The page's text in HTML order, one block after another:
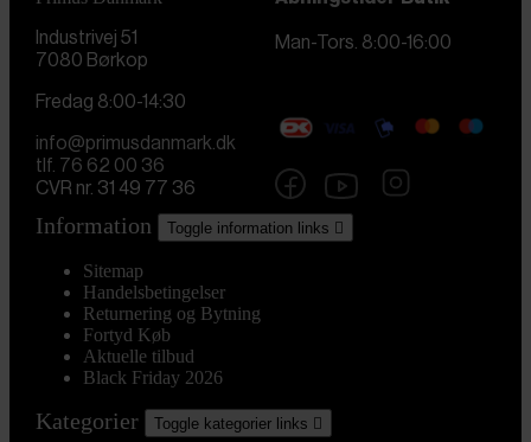
Industrivej 51
7080 Børkop
Man-Tors. 8:00-16:00
Fredag 8:00-14:30
info@primusdanmark.dk
tlf. 76 62 00 36
CVR nr. 31 49 77 36
Information Toggle information links 
Sitemap
Handelsbetingelser
Returnering og Bytning
Fortyd Køb
Aktuelle tilbud
Black Friday 2026
Kategorier Toggle kategorier links 